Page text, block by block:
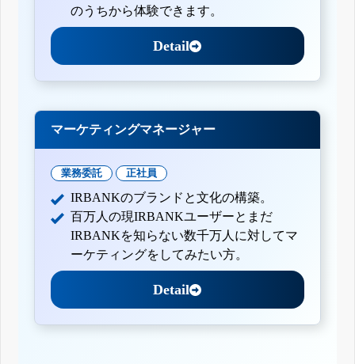
のうちから体験できます。
Detail
マーケティングマネージャー
業務委託 正社員
IRBANKのブランドと文化の構築。
百万人の現IRBANKユーザーとまだ
IRBANKを知らない数千万人に対してマ
ーケティングをしてみたい方。
Detail